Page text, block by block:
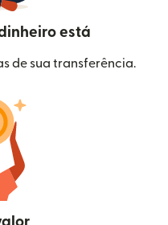
está
de sua transferência.